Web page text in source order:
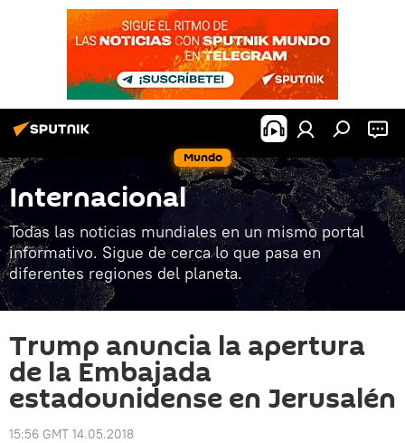
Mundo
Internacional
Todas las noticias mundiales en un mismo portal
informativo. Sigue de cerca lo que pasa en
diferentes regiones del planeta.
Trump anuncia la apertura
de la Embajada
estadounidense en Jerusalén
15:56 GMT 14.05.2018